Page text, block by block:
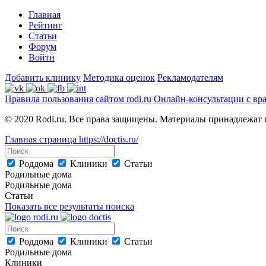
Главная
Рейтинг
Статьи
Форум
Войти
Добавить клинику Методика оценок Рекламодателям
Правила пользования сайтом rodi.ru Онлайн-консультации с
© 2020 Rodi.ru. Все права защищены. Материалы принадлежат
Главная страница https://doctis.ru/
Роддома Клиники
Статьи
Родильные дома
Родильные дома
Статьи
Показать все результаты поиска
Роддома Клиники
Статьи
Родильные дома
Клиники